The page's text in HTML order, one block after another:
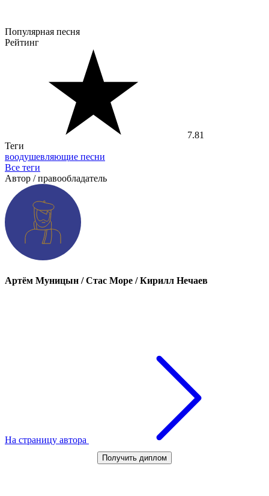
Популярная песня
Рейтинг
7.81
Теги
воодушевляющие песни
Все теги
Автор / правообладатель
Артём Муницын / Стас Море / Кирилл Нечаев
На страницу автора
Получить диплом